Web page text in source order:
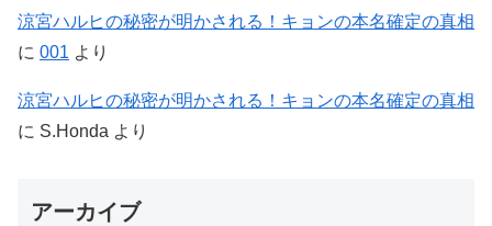
涼宮ハルヒの秘密が明かされる！キョンの本名確定の真相
に 001 より
涼宮ハルヒの秘密が明かされる！キョンの本名確定の真相
に S.Honda より
アーカイブ